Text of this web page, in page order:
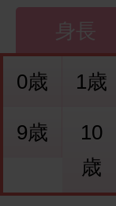
身長
0歳 1歳
9歳
10
歳